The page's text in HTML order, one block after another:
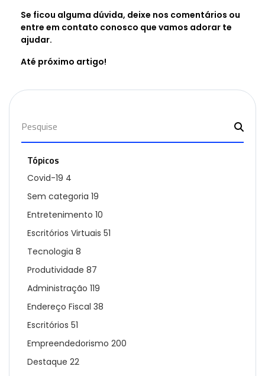
Se ficou alguma dúvida, deixe nos comentários ou
entre em contato conosco que vamos adorar te
ajudar.
Até próximo artigo!
Tópicos
Covid-19 4
Sem categoria 19
Entretenimento 10
Escritórios Virtuais 51
Tecnologia 8
Produtividade 87
Administração 119
Endereço Fiscal 38
Escritórios 51
Empreendedorismo 200
Destaque 22